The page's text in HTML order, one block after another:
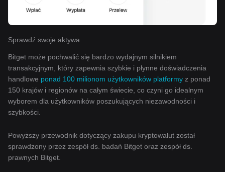
Sprawdź swoje aktywa
Bitget może pochwalić się bardzo wydajnym silnikiem
transakcyjnym, który zapewnia szybkie i płynne doświadczenia
handlowe ponad 100 milionom użytkowników platformy z ponad
150 krajów i regionów na całym świecie, co czyni go idealnym
wyborem dla użytkowników poszukujących niezawodności i
szybkości.
Powyższy przewodnik dotyczący zakupu kryptowalut został
sprawdzony przez zespół ds. badań Bitget oraz zespół ds.
prawnych Bitget.